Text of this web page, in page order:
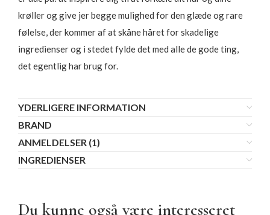
krøller og give jer begge mulighed for den glæde og rare
følelse, der kommer af at skåne håret for skadelige
ingredienser og i stedet fylde det med alle de gode ting,
det egentlig har brug for.
YDERLIGERE INFORMATION
BRAND
ANMELDELSER (1)
INGREDIENSER
Du kunne også være interesseret